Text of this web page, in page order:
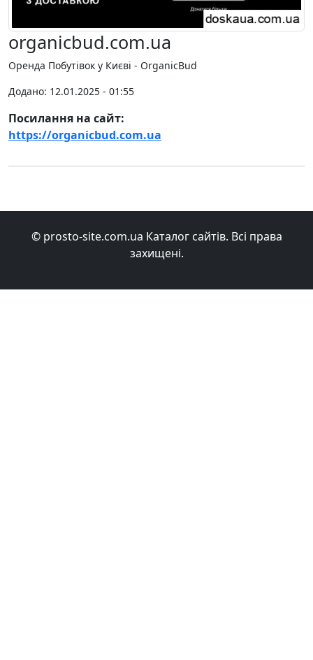
organicbud.com.ua
Оренда Побутівок у Києві - OrganicBud
Додано: 12.01.2025 - 01:55
Посилання на сайт:
https://organicbud.com.ua
© prosto-site.com.ua Каталог сайтів. Всі права
захищені.